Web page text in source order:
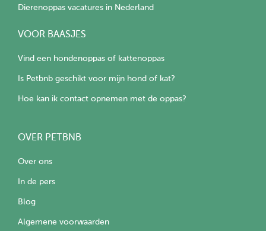
Dierenoppas vacatures in Nederland
VOOR BAASJES
Vind een hondenoppas of kattenoppas
Is Petbnb geschikt voor mijn hond of kat?
Hoe kan ik contact opnemen met de oppas?
OVER PETBNB
Over ons
In de pers
Blog
Algemene voorwaarden